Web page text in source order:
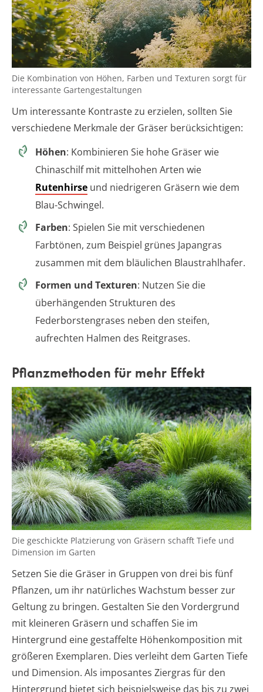
Die Kombination von Höhen, Farben und Texturen sorgt für
interessante Gartengestaltungen
Um interessante Kontraste zu erzielen, sollten Sie
verschiedene Merkmale der Gräser berücksichtigen:
Höhen: Kombinieren Sie hohe Gräser wie
Chinaschilf mit mittelhohen Arten wie
Rutenhirse und niedrigeren Gräsern wie dem
Blau-Schwingel.
Farben: Spielen Sie mit verschiedenen
Farbtönen, zum Beispiel grünes Japangras
zusammen mit dem bläulichen Blaustrahlhafer.
Formen und Texturen: Nutzen Sie die
überhängenden Strukturen des
Federborstengrases neben den steifen,
aufrechten Halmen des Reitgrases.
Pflanzmethoden für mehr Effekt
Die geschickte Platzierung von Gräsern schafft Tiefe und
Dimension im Garten
Setzen Sie die Gräser in Gruppen von drei bis fünf
Pflanzen, um ihr natürliches Wachstum besser zur
Geltung zu bringen. Gestalten Sie den Vordergrund
mit kleineren Gräsern und schaffen Sie im
Hintergrund eine gestaffelte Höhenkomposition mit
größeren Exemplaren. Dies verleiht dem Garten Tiefe
und Dimension. Als imposantes Ziergras für den
Hintergrund bietet sich beispielsweise das bis zu zwei